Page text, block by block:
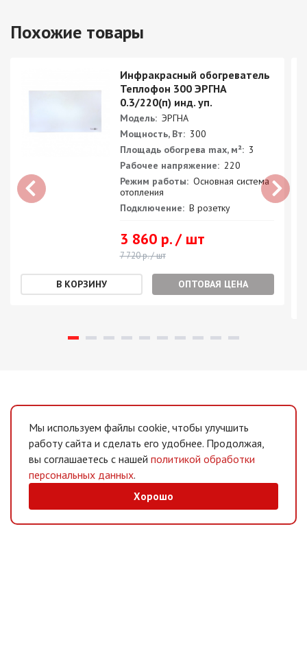
Похожие товары
Инфракрасный обогреватель
Теплофон 300 ЭРГНА
0.3/220(п) инд. уп.
Модель: ЭРГНА
Мощность, Вт: 300
Площадь обогрева max, м²: 3
Рабочее напряжение: 220
Режим работы: Основная система
отопления
Подключение: В розетку
3 860 р. / шт
7 720 р. / шт
ОПТОВАЯ ЦЕНА
Мы используем файлы cookie, чтобы улучшить
работу сайта и сделать его удобнее. Продолжая,
вы соглашаетесь с нашей политикой обработки
персональных данных.
Хорошо